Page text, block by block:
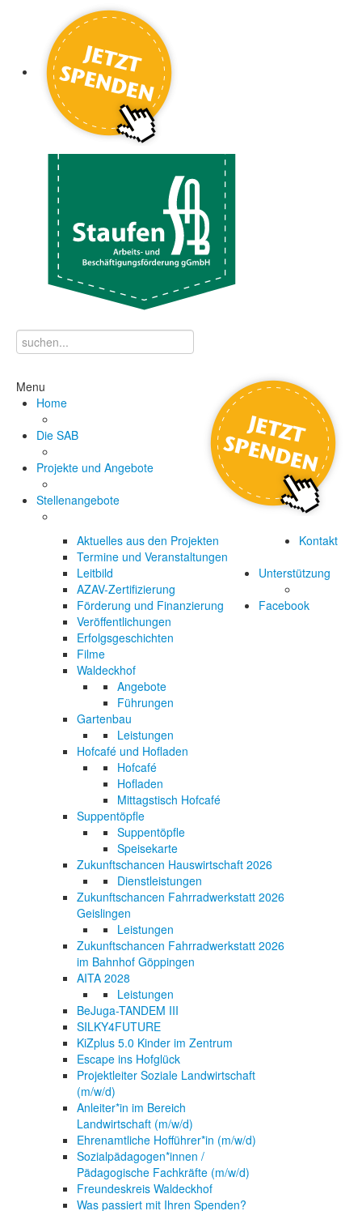
Menu
Home
Aktuelles aus den Projekten
Termine und Veranstaltungen
Die SAB
Leitbild
AZAV-Zertifizierung
Förderung und Finanzierung
Veröffentlichungen
Erfolgsgeschichten
Filme
Projekte und Angebote
Waldeckhof
Angebote
Führungen
Gartenbau
Leistungen
Hofcafé und Hofladen
Hofcafé
Hofladen
Mittagstisch Hofcafé
Suppentöpfle
Suppentöpfle
Speisekarte
Zukunftschancen Hauswirtschaft 2026
Dienstleistungen
Zukunftschancen Fahrradwerkstatt 2026
Geislingen
Leistungen
Zukunftschancen Fahrradwerkstatt 2026
im Bahnhof Göppingen
AITA 2028
Leistungen
BeJuga-TANDEM III
SILKY4FUTURE
KiZplus 5.0 Kinder im Zentrum
Escape ins Hofglück
Stellenangebote
Projektleiter Soziale Landwirtschaft
(m/w/d)
Anleiter*in im Bereich
Landwirtschaft (m/w/d)
Ehrenamtliche Hofführer*in (m/w/d)
Sozialpädagogen*innen /
Pädagogische Fachkräfte (m/w/d)
Kontakt
Unterstützung
Freundeskreis Waldeckhof
Was passiert mit Ihren Spenden?
Facebook